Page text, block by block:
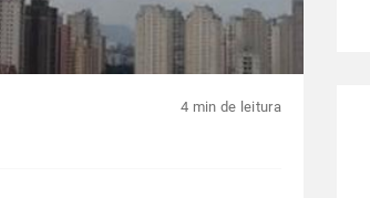
4 min de leitura